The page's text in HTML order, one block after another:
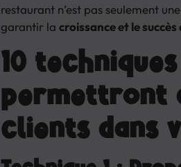
restaurant n’est pas seulement
garantir la croissance et le
10
permettront
clients dans